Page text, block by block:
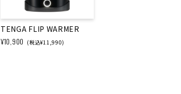
TENGA FLIP WARMER
¥10,900 (税込¥11,990)